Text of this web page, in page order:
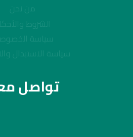
من نحن
الشروط
سياسة
سياسة الاستبدال
تواصل